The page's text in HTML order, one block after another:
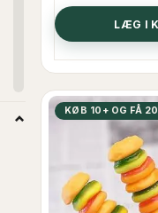
LÆG I
KØB 10+ OG FÅ